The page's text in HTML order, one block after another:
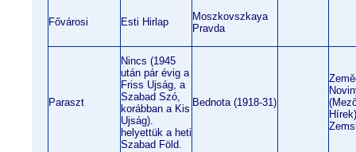
Fővárosi Esti Hirlap
Moszkovszkaya
Pravda
Paraszt
Nincs (1945
után pár évig a
Friss Ujság, a
Szabad Szó,
korábban a Kis
Ujság).
helyettük a heti
Szabad Föld.
Bednota (1918-31)